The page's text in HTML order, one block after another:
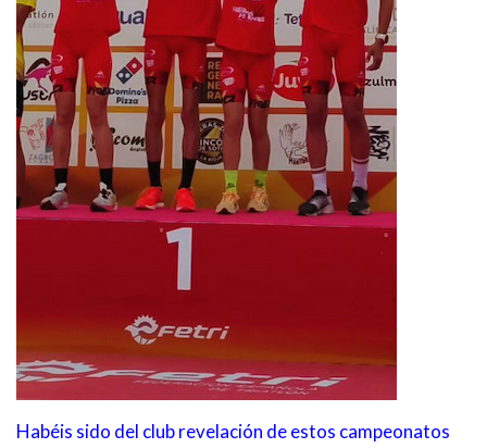
Habéis sido del club revelación de estos campeonatos